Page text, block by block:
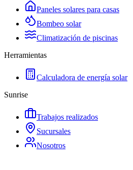
Paneles solares para casas
Bombeo solar
Climatización de piscinas
Herramientas
Calculadora de energía solar
Sunrise
Trabajos realizados
Sucursales
Nosotros